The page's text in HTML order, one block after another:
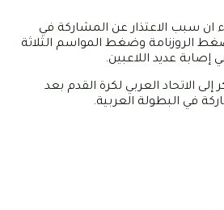
ان سبب الاعتذار عن المشاركة في
الروزنامة وضغط المواسم الثلاثة
عديد اللاعبين.
إلى الاتحاد العربي لكرة القدم بعد
في البطولة العربية.